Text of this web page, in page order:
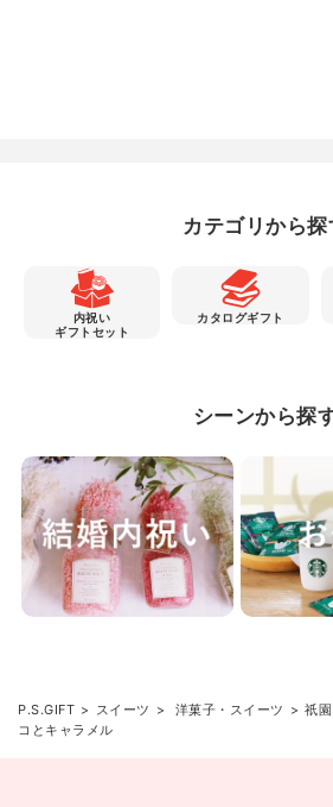
カテゴリから探
内祝い
ギフトセット
カタログギフト
シーンから探
P.S.GIFT スイーツ 洋菓子・スイーツ
祇
コとキャラメル